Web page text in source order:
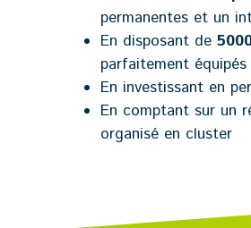
permanentes et un
En disposant de
parfaitement équipés
En investissant en
En comptant sur un
organisé en cluster